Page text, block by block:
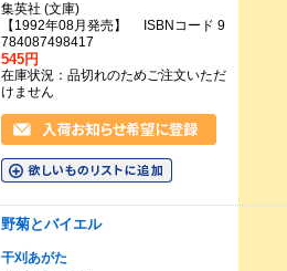
集英社 (文庫)
【1992年08月発売】 ISBNコード 9
784087498417
545円
在庫状況：品切れのためご注文いただ
けません
野菊とバイエル
干刈あがた